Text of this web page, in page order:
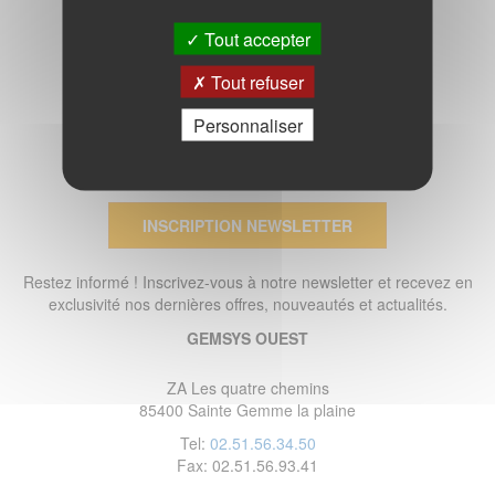
INSCRIPTION NEWSLETTER
Restez informé ! Inscrivez-vous à notre newsletter et recevez en
exclusivité nos dernières offres, nouveautés et actualités.
GEMSYS OUEST
ZA Les quatre chemins
85400 Sainte Gemme la plaine
Tel: 02.51.56.34.50
Fax: 02.51.56.93.41
Tout accepter
Tout refuser
Personnaliser